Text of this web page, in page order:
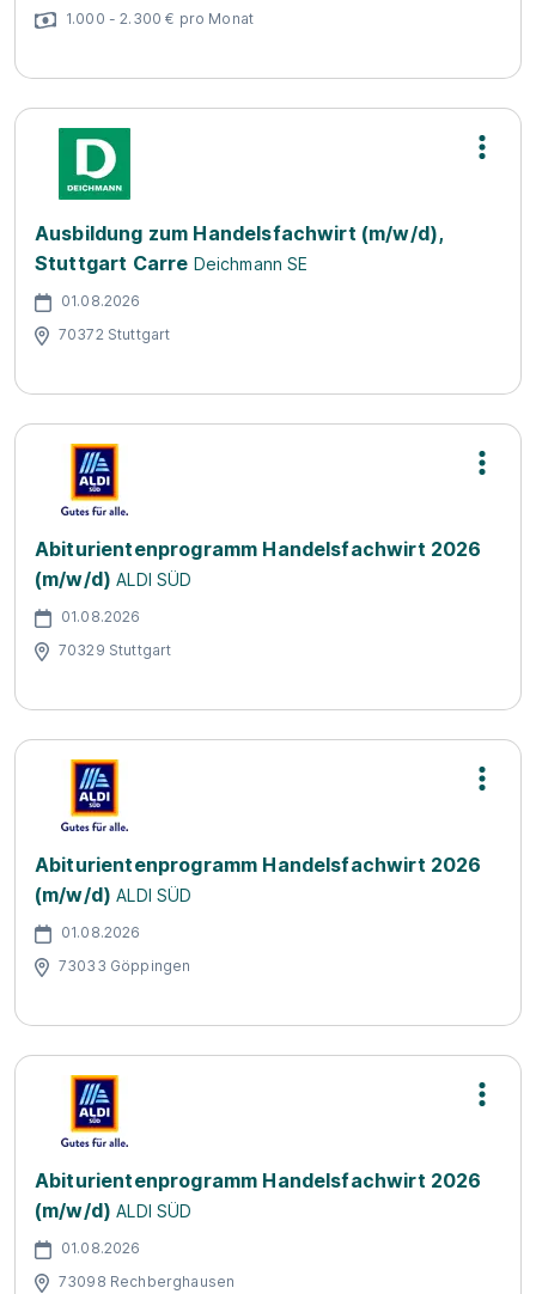
1.000 - 2.300 € pro Monat
Ausbildung zum Handelsfachwirt (m/w/d),
Stuttgart Carre Deichmann SE
01.08.2026
70372 Stuttgart
Abiturientenprogramm Handelsfachwirt 2026
(m/w/d) ALDI SÜD
01.08.2026
70329 Stuttgart
Abiturientenprogramm Handelsfachwirt 2026
(m/w/d) ALDI SÜD
01.08.2026
73033 Göppingen
Abiturientenprogramm Handelsfachwirt 2026
(m/w/d) ALDI SÜD
01.08.2026
73098 Rechberghausen